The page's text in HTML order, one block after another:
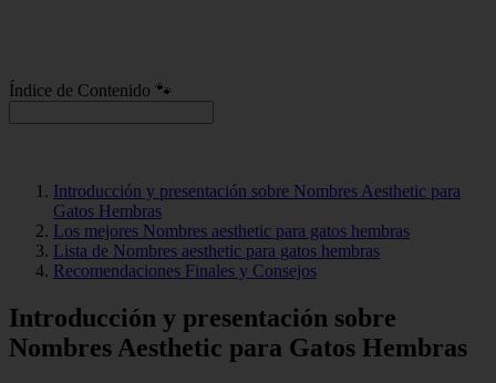
Índice de Contenido 🐾
Introducción y presentación sobre Nombres Aesthetic para
Gatos Hembras
Los mejores Nombres aesthetic para gatos hembras
Lista de Nombres aesthetic para gatos hembras
Recomendaciones Finales y Consejos
Introducción y presentación sobre
Nombres Aesthetic para Gatos Hembras